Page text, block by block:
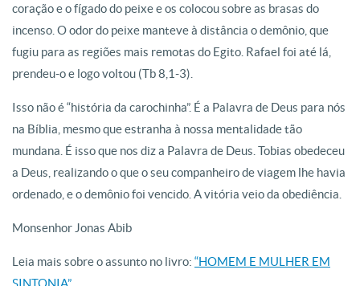
coração e o fígado do peixe e os colocou sobre as brasas do
incenso. O odor do peixe manteve à distância o demônio, que
fugiu para as regiões mais remotas do Egito. Rafael foi até lá,
prendeu-o e logo voltou (Tb 8,1-3).
Isso não é “história da carochinha”. É a Palavra de Deus para nós
na Bíblia, mesmo que estranha à nossa mentalidade tão
mundana. É isso que nos diz a Palavra de Deus. Tobias obedeceu
a Deus, realizando o que o seu companheiro de viagem lhe havia
ordenado, e o demônio foi vencido. A vitória veio da obediência.
Monsenhor Jonas Abib
Leia mais sobre o assunto no livro: “HOMEM E MULHER EM